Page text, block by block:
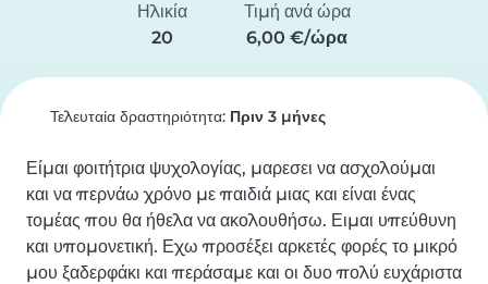
Ηλικία
20
Τιμή ανά ώρα
6,00 €/ώρα
Τελευταία δραστηριότητα: Πριν 3 μήνες
Είμαι φοιτήτρια ψυχολογίας, μαρεσει να ασχολούμαι
και να περνάω χρόνο με παιδιά μιας και είναι ένας
τομέας που θα ήθελα να ακολουθήσω. Ειμαι υπεύθυνη
και υπομονετική. Εχω προσέξει αρκετές φορές το μικρό
μου ξαδερφάκι και περάσαμε και οι δυο πολύ ευχάριστα